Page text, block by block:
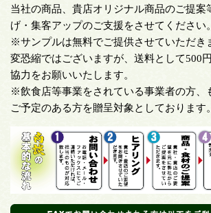
当社の商品、貴店オリジナル商品のご提案
げ・集客アップのご支援をさせてください。
※サンプルは無料でご提供させていただき
変恐縮ではございますが、送料として500
協力をお願いいたします。
※飲食店等事業をされている事業者の方、
ご予定のある方を贈呈対象としております。